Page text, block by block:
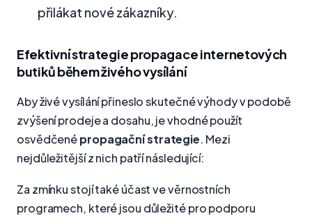
přilákat nové zákazníky.
Efektivní strategie propagace internetových
butiků během živého vysílání
Aby živé vysílání přineslo skutečné výhody v podobě
zvýšení prodeje a dosahu, je vhodné použít
osvědčenépropagační strategie. Mezi
nejdůležitější z nich patří následující:
Za zmínku stojí také účast ve věrnostních
programech, které jsou důležité pro podporu